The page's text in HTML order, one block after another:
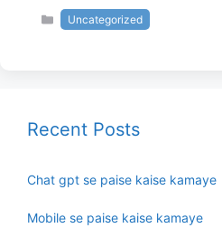
Categories
Uncategorized
Recent Posts
Chat gpt se paise kaise kamaye
Mobile se paise kaise kamaye